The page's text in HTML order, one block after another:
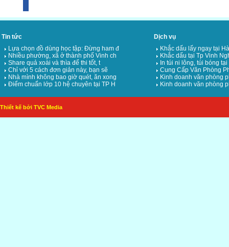
Tin tức
Lựa chọn đồ dùng học tập: Đừng ham đ
Nhiều phường, xã ở thành phố Vinh ch
Share quả xoài và thìa để thi tốt, t
Chỉ với 5 cách đơn giản này, bạn sẽ
Nhà mình không bao giờ quét, ăn xong
Điểm chuẩn lớp 10 hệ chuyên tại TP H
Dịch vụ
Khắc dấu lấy ngay tại
Khắc dấu tại Tp Vinh
In túi ni lông, túi bóng
Cung Cấp Văn Phòng
Kinh doanh văn phòng
Kinh doanh văn phòng
Thiết kế bởi TVC Media